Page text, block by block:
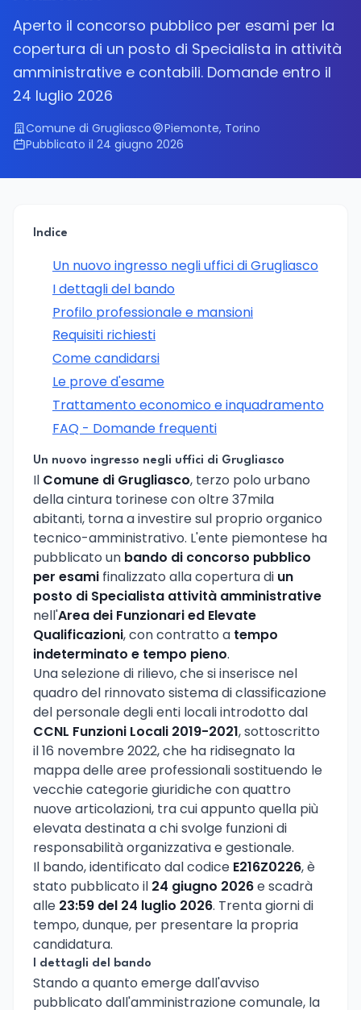
Aperto il concorso pubblico per esami per la
copertura di un posto di Specialista in attività
amministrative e contabili. Domande entro il
24 luglio 2026
Comune di Grugliasco
Piemonte, Torino
Pubblicato il 24 giugno 2026
Indice
Un nuovo ingresso negli uffici di Grugliasco
I dettagli del bando
Profilo professionale e mansioni
Requisiti richiesti
Come candidarsi
Le prove d'esame
Trattamento economico e inquadramento
FAQ - Domande frequenti
Un nuovo ingresso negli uffici di Grugliasco
Il Comune di Grugliasco, terzo polo urbano
della cintura torinese con oltre 37mila
abitanti, torna a investire sul proprio organico
tecnico-amministrativo. L'ente piemontese ha
pubblicato un bando di concorso pubblico
per esami finalizzato alla copertura di un
posto di Specialista attività amministrative
nell'Area dei Funzionari ed Elevate
Qualificazioni, con contratto a tempo
indeterminato e tempo pieno.
Una selezione di rilievo, che si inserisce nel
quadro del rinnovato sistema di classificazione
del personale degli enti locali introdotto dal
CCNL Funzioni Locali 2019-2021, sottoscritto
il 16 novembre 2022, che ha ridisegnato la
mappa delle aree professionali sostituendo le
vecchie categorie giuridiche con quattro
nuove articolazioni, tra cui appunto quella più
elevata destinata a chi svolge funzioni di
responsabilità organizzativa e gestionale.
Il bando, identificato dal codice E216Z0226, è
stato pubblicato il 24 giugno 2026e scadrà
alle 23:59 del 24 luglio 2026. Trenta giorni di
tempo, dunque, per presentare la propria
candidatura.
I dettagli del bando
Stando a quanto emerge dall'avviso
pubblicato dall'amministrazione comunale, la